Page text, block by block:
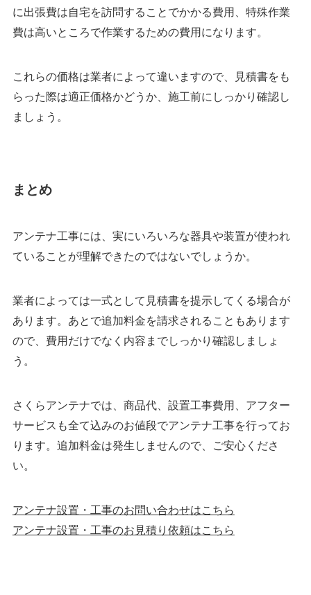
に出張費は自宅を訪問することでかかる費用、特殊作業
費は高いところで作業するための費用になります。
これらの価格は業者によって違いますので、見積書をも
らった際は適正価格かどうか、施工前にしっかり確認し
ましょう。
まとめ
アンテナ工事には、実にいろいろな器具や装置が使われ
ていることが理解できたのではないでしょうか。
業者によっては一式として見積書を提示してくる場合が
あります。あとで追加料金を請求されることもあります
ので、費用だけでなく内容までしっかり確認しましょ
う。
さくらアンテナでは、商品代、設置工事費用、アフター
サービスも全て込みのお値段でアンテナ工事を行ってお
ります。追加料金は発生しませんので、ご安心くださ
い。
アンテナ設置・工事のお問い合わせはこちら
アンテナ設置・工事のお見積り依頼はこちら